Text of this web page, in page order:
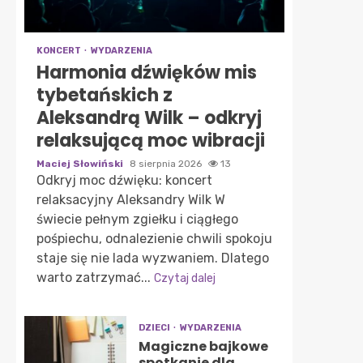
KONCERT WYDARZENIA
Harmonia dźwięków mis
tybetańskich z
Aleksandrą Wilk – odkryj
relaksującą moc wibracji
Maciej Słowiński 8 sierpnia 2026 13
Odkryj moc dźwięku: koncert
relaksacyjny Aleksandry Wilk W
świecie pełnym zgiełku i ciągłego
pośpiechu, odnalezienie chwili spokoju
staje się nie lada wyzwaniem. Dlatego
warto zatrzymać... Czytaj dalej
DZIECI WYDARZENIA
Magiczne bajkowe